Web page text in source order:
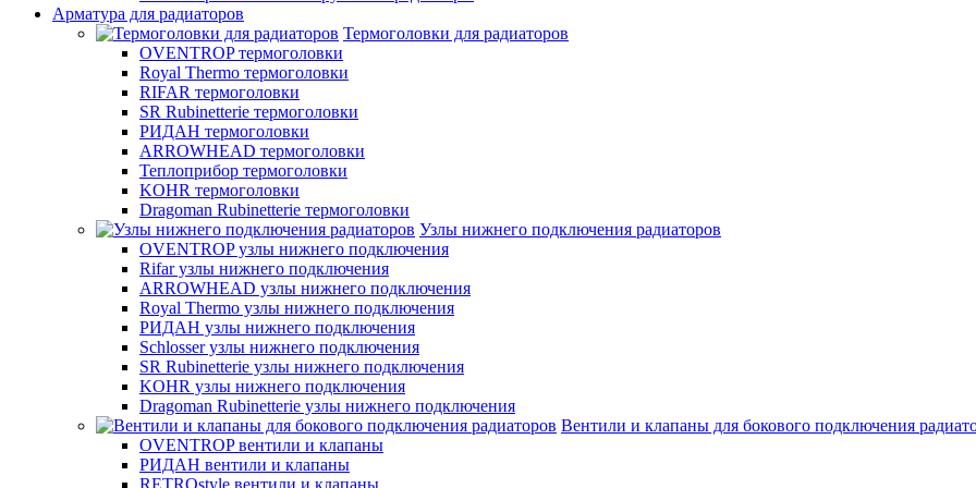
Арматура для радиаторов
Термоголовки для радиаторов
OVENTROP термоголовки
Royal Thermo термоголовки
RIFAR термоголовки
SR Rubinetterie термоголовки
РИДАН термоголовки
ARROWHEAD термоголовки
Теплоприбор термоголовки
KOHR термоголовки
Dragoman Rubinetterie термоголовки
Узлы нижнего подключения радиаторов
OVENTROP узлы нижнего подключения
Rifar узлы нижнего подключения
ARROWHEAD узлы нижнего подключения
Royal Thermo узлы нижнего подключения
РИДАН узлы нижнего подключения
Schlosser узлы нижнего подключения
SR Rubinetterie узлы нижнего подключения
KOHR узлы нижнего подключения
Dragoman Rubinetterie узлы нижнего подключения
Вентили и клапаны для бокового подключения
OVENTROP вентили и клапаны
РИДАН вентили и клапаны
RETROstyle вентили и клапаны